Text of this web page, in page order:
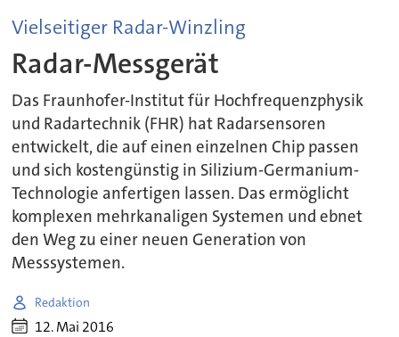
Vielseitiger Radar-Winzling
Radar-Messgerät
Das Fraunhofer-Institut für Hochfrequenzphysik
und Radartechnik (FHR) hat Radarsensoren
entwickelt, die auf einen einzelnen Chip passen
und sich kostengünstig in Silizium-Germanium-
Technologie anfertigen lassen. Das ermöglicht
komplexen mehrkanaligen Systemen und ebnet
den Weg zu einer neuen Generation von
Messsystemen.
Redaktion
12. Mai 2016